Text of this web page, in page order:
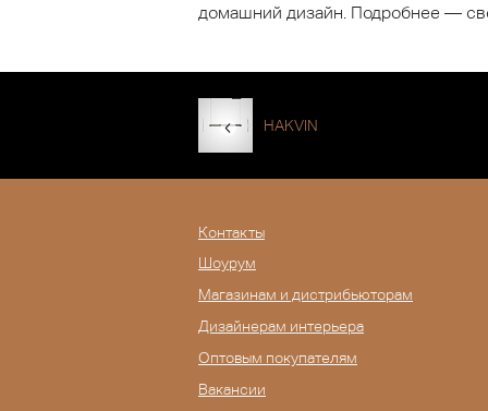
домашний дизайн. Подробнее —
HAKVIN
Контакты
Шоурум
Магазинам и дистрибьюторам
Дизайнерам интерьера
Оптовым покупателям
Вакансии